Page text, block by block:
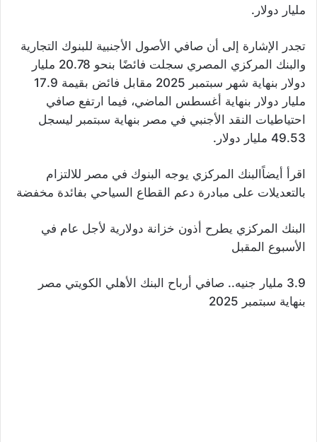
مليار دولار.
تجدر الإشارة إلى أن صافي الأصول الأجنبية للبنوك التجارية
والبنك المركزي المصري سجلت فائضًا بنحو 20.78 مليار
دولار بنهاية شهر سبتمبر 2025 مقابل فائض بقيمة 17.9
مليار دولار بنهاية أغسطس الماضي، فيما ارتفع صافي
احتياطيات النقد الأجنبي في مصر بنهاية سبتمبر ليسجل
49.53 مليار دولار.
اقرأ أيضاًالبنك المركزي يوجه البنوك في مصر للالتزام
بالتعديلات على مبادرة دعم القطاع السياحي بفائدة مخفضة
البنك المركزي يطرح أذون خزانة دولارية لأجل عام في
الأسبوع المقبل
3.9 مليار جنيه.. صافي أرباح البنك الأهلي الكويتي مصر
بنهاية سبتمبر 2025